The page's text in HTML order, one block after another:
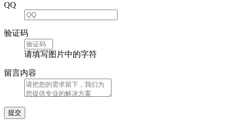
QQ
验证码
请填写图片中的字符
留言内容